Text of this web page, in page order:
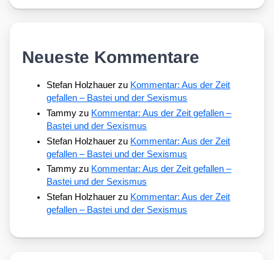
Neueste Kommentare
Stefan Holzhauer zu Kommentar: Aus der Zeit
gefallen – Bastei und der Sexismus
Tammy zu Kommentar: Aus der Zeit gefallen –
Bastei und der Sexismus
Stefan Holzhauer zu Kommentar: Aus der Zeit
gefallen – Bastei und der Sexismus
Tammy zu Kommentar: Aus der Zeit gefallen –
Bastei und der Sexismus
Stefan Holzhauer zu Kommentar: Aus der Zeit
gefallen – Bastei und der Sexismus